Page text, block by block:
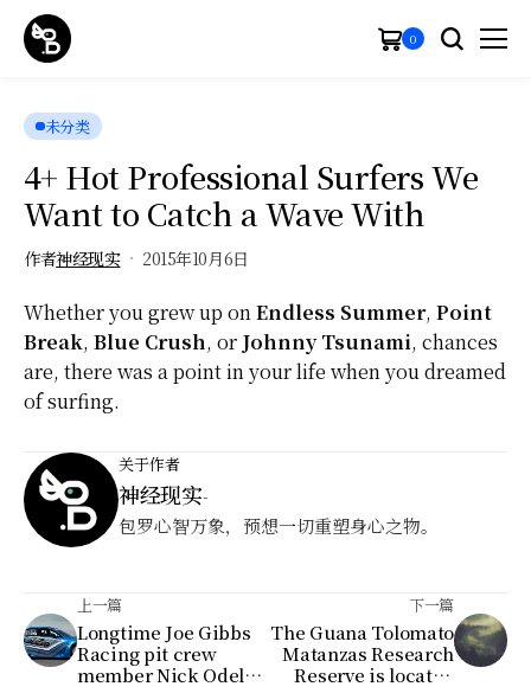
0
未分类
4+ Hot Professional Surfers We
Want to Catch a Wave With
作者神经现实 2015年10月6日
Whether you grew up onEndless Summer, Point
Break, Blue Crush, or Johnny Tsunami, chances
are, there was a point in your life when you dreamed
of surfing.
关于作者
神经现实-
包罗心智万象，预想一切重塑身心之物。
上一篇
Longtime Joe Gibbs
Racing pit crew
member Nick Odell
下一篇
The Guana Tolomato
Matanzas Research
Reserve is located